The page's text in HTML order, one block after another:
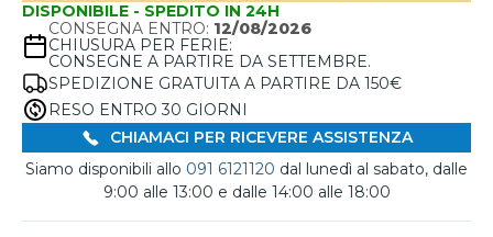
DISPONIBILE - SPEDITO IN 24H
CONSEGNA ENTRO: 12/08/2026
CHIUSURA PER FERIE:
CONSEGNE A PARTIRE DA SETTEMBRE.
SPEDIZIONE GRATUITA A PARTIRE DA 150€
RESO ENTRO 30 GIORNI
CHIAMACI PER RICEVERE ASSISTENZA
Siamo disponibili allo 091 6121120 dal lunedì al sabato, dalle
9:00 alle 13:00 e dalle 14:00 alle 18:00